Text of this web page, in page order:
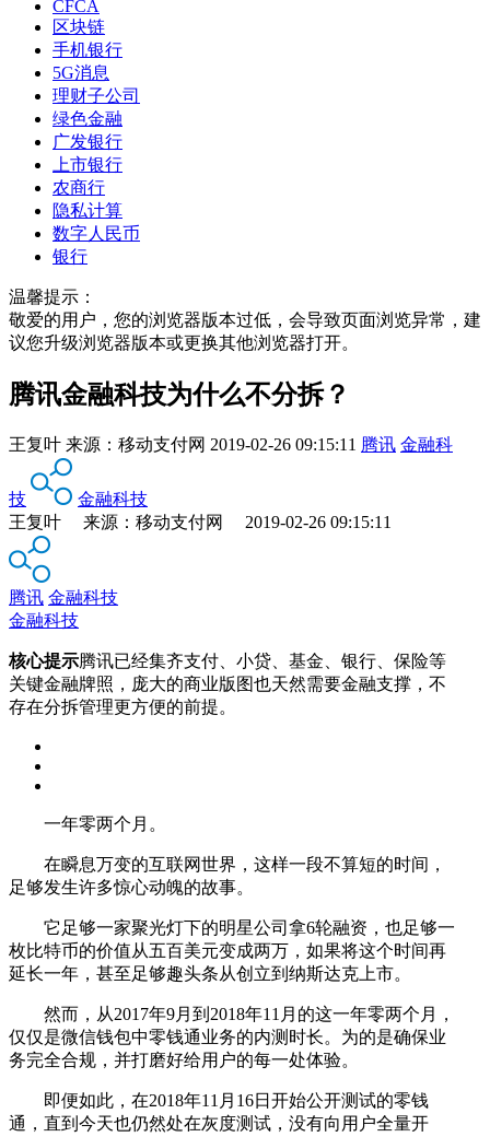
CFCA
区块链
手机银行
5G消息
理财子公司
绿色金融
广发银行
上市银行
农商行
隐私计算
数字人民币
银行
温馨提示：
敬爱的用户，您的浏览器版本过低，会导致页面浏览异常，建
议您升级浏览器版本或更换其他浏览器打开。
腾讯金融科技为什么不分拆？
王复叶 来源： 移动支付网 2019-02-26 09:15:11 腾讯 金融科
技
金融科技
王复叶 来源：移动支付网 2019-02-26 09:15:11
腾讯 金融科技
金融科技
核心提示腾讯已经集齐支付、小贷、基金、银行、保险等
关键金融牌照，庞大的商业版图也天然需要金融支撑，不
存在分拆管理更方便的前提。
一年零两个月。
在瞬息万变的互联网世界，这样一段不算短的时间，
足够发生许多惊心动魄的故事。
它足够一家聚光灯下的明星公司拿6轮融资，也足够一
枚比特币的价值从五百美元变成两万，如果将这个时间再
延长一年，甚至足够趣头条从创立到纳斯达克上市。
然而，从2017年9月到2018年11月的这一年零两个月，
仅仅是微信钱包中零钱通业务的内测时长。为的是确保业
务完全合规，并打磨好给用户的每一处体验。
即便如此，在2018年11月16日开始公开测试的零钱
通，直到今天也仍然处在灰度测试，没有向用户全量开